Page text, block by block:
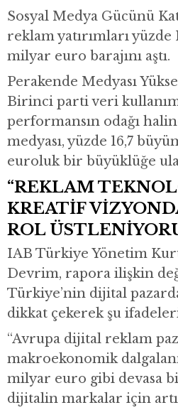
Sosyal Medya Gücünü
reklam yatırımları yüzde
milyar euro barajını aştı.
Perakende Medyası
Birinci parti veri
performansın odağı
medyası, yüzde 16,7
euroluk bir büyüklüğe
“REKLAM
KREATİF
ROL
IAB Türkiye Yönetim
Devrim, rapora ilişkin
Türkiye’nin dijital
dikkat çekerek şu
“Avrupa dijital reklam
makroekonomik
milyar euro gibi devasa
dijitalin markalar için